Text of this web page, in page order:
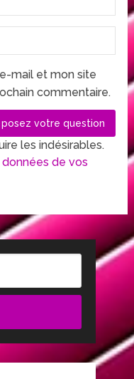
mail et mon site
commentaire.
les indésirables.
de vos